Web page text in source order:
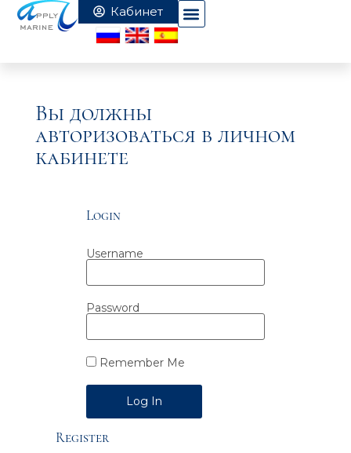
Вы должны
авторизоваться в личном
кабинете
Login
Username
Password
Remember Me
Alternative:
Register